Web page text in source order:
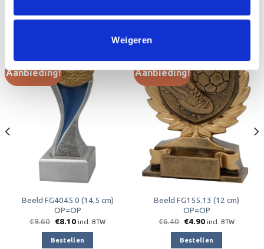
Weigeren
GERELATEERDE PRODUCTEN
Aanbieding!
Toevoegen
verlanglijst
Beeld FG4045.0 (14,5 cm)
OP=OP
€9.60 Oorspronkelijke
was:
€9.60.
€8.10Huidige
€8.10.
incl. BTW
Bestellen
Aanbieding!
Toevoegen
aan
verlanglijst
Beeld FG155.13 (12 cm)
OP=OP
€6.40 Oorspronkelijke
was:
€6.40.
€4.90Huidige
€4.90.
incl. BTW
Bestellen